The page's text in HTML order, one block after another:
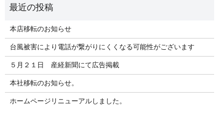
本店移転のお知らせ
台風被害により電話が繋がりにくくなる可能性がございます
５月２１日 産経新聞にて広告掲載
本社移転のお知らせ。
ホームページリニューアルしました。